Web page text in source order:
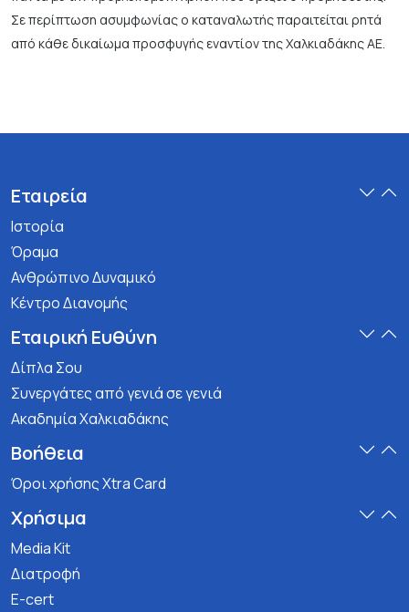
Σε περίπτωση ασυμφωνίας ο καταναλωτής παραιτείται ρητά
από κάθε δικαίωμα προσφυγής εναντίον της Χαλκιαδάκης ΑΕ.
Εταιρεία
Ιστορία
Όραμα
Ανθρώπινο Δυναμικό
Κέντρο Διανομής
Εταιρική Ευθύνη
Δίπλα Σου
Συνεργάτες από γενιά σε γενιά
Ακαδημία Χαλκιαδάκης
Βοήθεια
Όροι χρήσης Xtra Card
Χρήσιμα
Media Kit
Διατροφή
E-cert